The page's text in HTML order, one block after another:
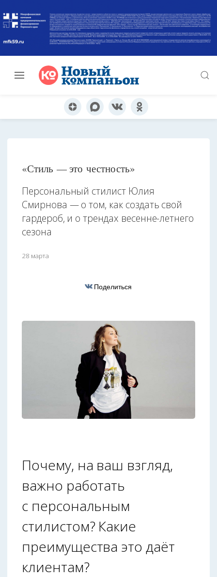
«Стиль — это честность»
Персональный стилист Юлия
Смирнова — о том, как создать свой
гардероб, и о трендах весенне-летнего
сезона
28 марта
Поделиться
Почему, на ваш взгляд,
важно работать
с персональным
стилистом? Какие
преимущества это даёт
клиентам?